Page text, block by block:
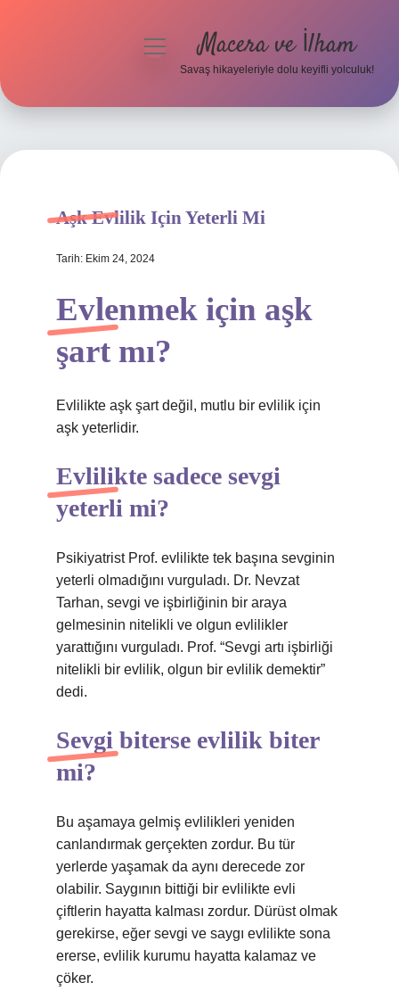
menüyüMacera ve İlham
Savaş hikayeleriyle dolu keyifli yolculuk!
Aşk Evlilik Için Yeterli Mi
Tarih: Ekim 24, 2024
Evlenmek için aşk
şart mı?
Evlilikte aşk şart değil, mutlu bir evlilik için
aşk yeterlidir.
Evlilikte sadece sevgi
yeterli mi?
Psikiyatrist Prof. evlilikte tek başına sevginin
yeterli olmadığını vurguladı. Dr. Nevzat
Tarhan, sevgi ve işbirliğinin bir araya
gelmesinin nitelikli ve olgun evlilikler
yarattığını vurguladı. Prof. “Sevgi artı işbirliği
nitelikli bir evlilik, olgun bir evlilik demektir”
dedi.
Sevgi biterse evlilik biter
mi?
Bu aşamaya gelmiş evlilikleri yeniden
canlandırmak gerçekten zordur. Bu tür
yerlerde yaşamak da aynı derecede zor
olabilir. Saygının bittiği bir evlilikte evli
çiftlerin hayatta kalması zordur. Dürüst olmak
gerekirse, eğer sevgi ve saygı evlilikte sona
ererse, evlilik kurumu hayatta kalamaz ve
çöker.